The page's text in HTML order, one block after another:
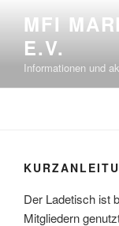
springen
MFI
E.V.
Informationen und
Der Ladetisch ist
Mitgliedern